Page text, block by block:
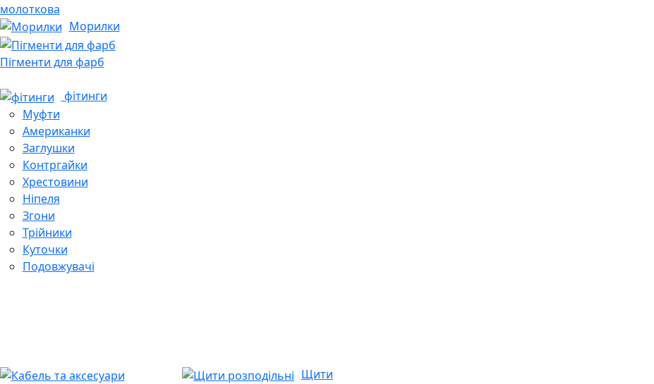
молоткова
Морилки
Пігменти для фарб
фітинги
Муфти
Американки
Заглушки
Контргайки
Хрестовини
Ніпеля
Згони
Трійники
Куточки
Подовжувачі
Щити